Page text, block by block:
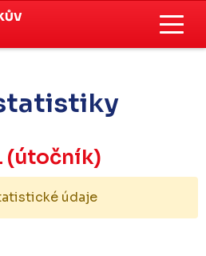
(útočník)
údaje